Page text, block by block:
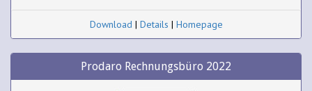
Download | Details | Homepage
Prodaro Rechnungsbüro 2022